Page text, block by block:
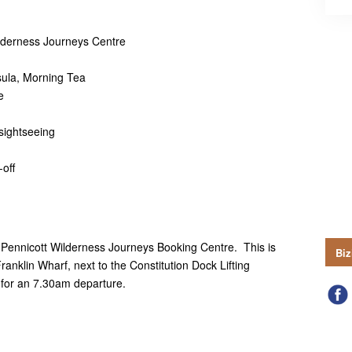
Journeys Centre
Morning Tea
off
Wilderness Journeys Booking Centre. This is
Wharf, next to the Constitution Dock Lifting
an 7.30am departure.